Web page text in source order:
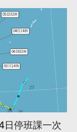
日停班課一次